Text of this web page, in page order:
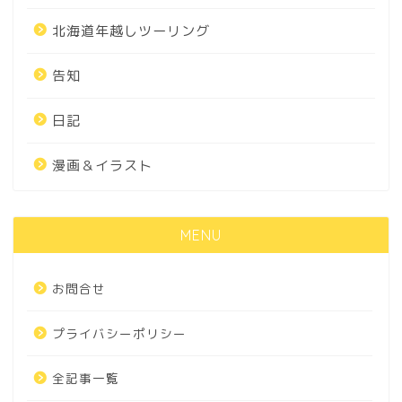
北海道年越しツーリング
告知
日記
漫画＆イラスト
MENU
お問合せ
プライバシーポリシー
全記事一覧